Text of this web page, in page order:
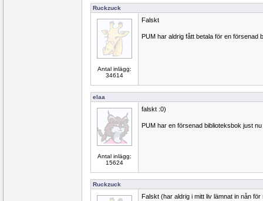
Ruckzuck
Antal inlägg:
34614
Falskt
PUM har aldrig fått betala för en försenad
elaa
Antal inlägg:
15624
falskt :0)
PUM har en försenad biblioteksbok just nu
Ruckzuck
Falskt (har aldrig i mitt liv lämnat in nån för